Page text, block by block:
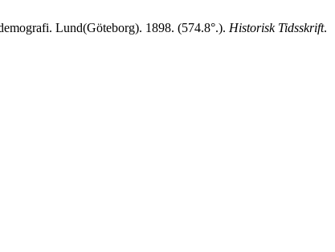
Lund(Göteborg). 1898. (574.8°.). Historisk Tidsskrift.